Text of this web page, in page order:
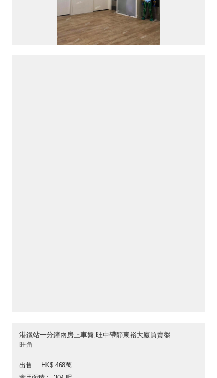
港鐵站一分鐘兩房上車盤,旺中帶靜東裕大廈買賣盤
旺角
出售
HK$ 468萬